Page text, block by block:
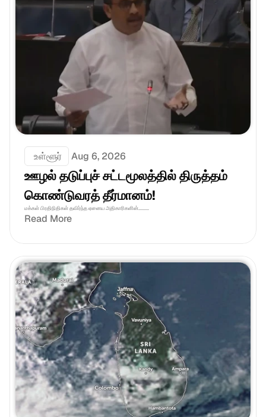
உள்ளூர் Aug 6, 2026
ஊழல் தடுப்புச் சட்டமூலத்தில் திருத்தம்
கொண்டுவரத் தீர்மானம்!
மக்கள் பிரதிநிதிகள் தவிர்ந்த ஏனைய அதிகாரிகளின்.........
Read More